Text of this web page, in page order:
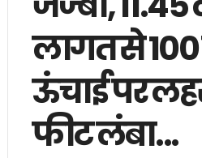
लागत से
ऊंचाई पर
फीट लंबा...